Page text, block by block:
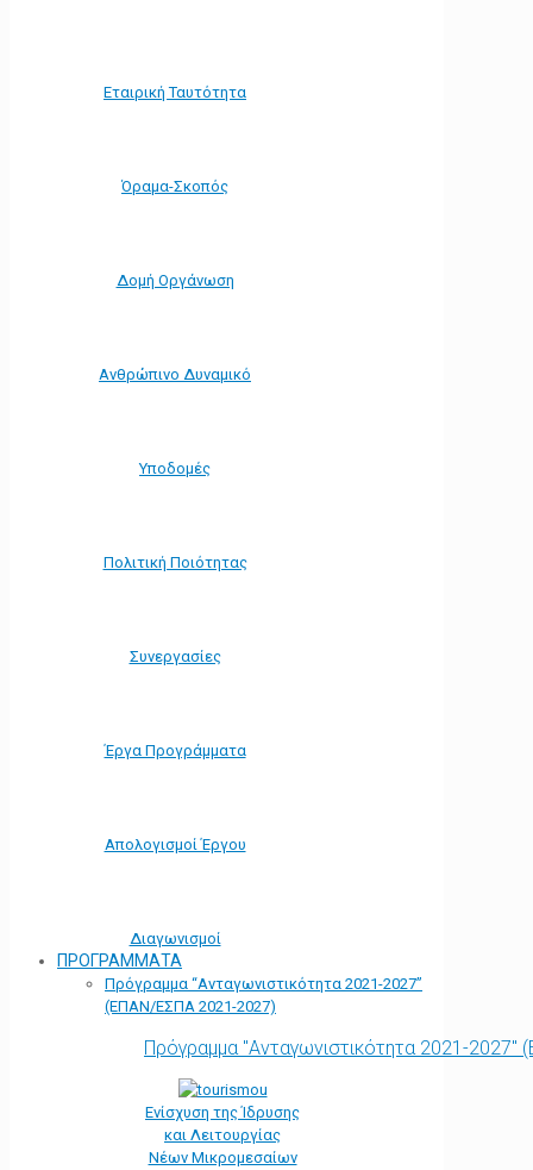
Εταιρική Ταυτότητα
Όραμα-Σκοπός
Δομή Οργάνωση
Ανθρώπινο Δυναμικό
Υποδομές
Πολιτική Ποιότητας
Συνεργασίες
Έργα Προγράμματα
Απολογισμοί Έργου
Διαγωνισμοί
ΠΡΟΓΡΑΜΜΑΤΑ
Πρόγραμμα “Ανταγωνιστικότητα 2021-2027”
(ΕΠΑΝ/ΕΣΠΑ 2021-2027)
Πρόγραμμα "Ανταγωνιστικότητα 2021-
Ενίσχυση της Ίδρυσης
και Λειτουργίας
Νέων Μικρομεσαίων